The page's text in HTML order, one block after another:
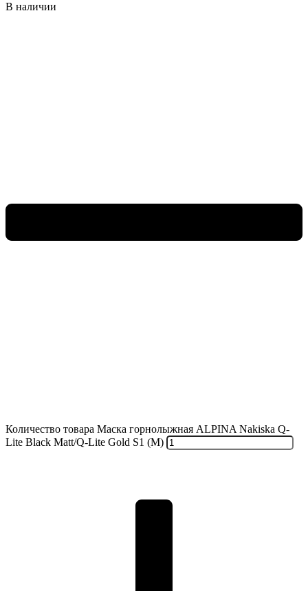
В наличии
Количество товара Маска горнолыжная ALPINA Nakiska Q-
Lite Black Matt/Q-Lite Gold S1 (M)